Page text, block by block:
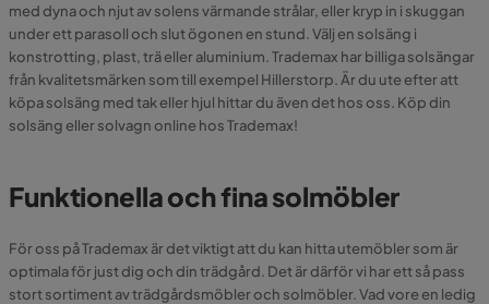
med dyna och njut av solens värmande strålar, eller kryp in i skuggan
under ett parasoll och slut ögonen en stund. Välj en solsäng i
konstrotting, plast, trä eller aluminium. Trademax har billiga solsängar
från kvalitetsmärken som till exempel Hillerstorp. Är du ute efter att
köpa solsäng med tak eller hjul hittar du även det hos oss. Köp din
solsäng eller solvagn online hos Trademax!
Funktionella och fina solmöbler
För oss på Trademax är det viktigt att du kan hitta utemöbler som är
optimala för just dig och din trädgård. Det är därför vi har ett så pass
stort sortiment av trädgårdsmöbler och solmöbler. Vad vore en ledig